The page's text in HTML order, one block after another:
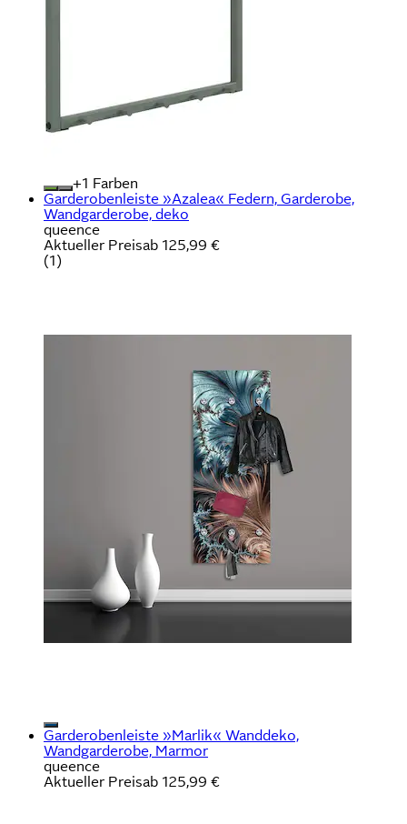
+
Farben
Garderobenleiste »Azalea« Federn, Garderobe,
Wandgarderobe, deko
queence
Aktueller Preisab 125,99 €
(1)
Garderobenleiste »Marlik« Wanddeko,
Wandgarderobe, Marmor
queence
Aktueller Preisab 125,99 €